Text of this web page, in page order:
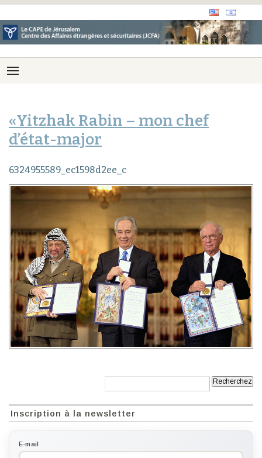
«Yitzhak Rabin – mon chef
d’état-major
6324955589_ec1598d2ee_c
Inscription à la newsletter
E-mail